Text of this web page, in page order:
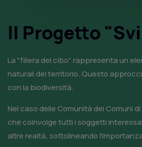
Il Progetto
La "filiera del cibo" rappresenta un
naturali del territorio. Questo
con la biodiversità.
Nel caso delle Comunità dei Comuni
che coinvolge tutti i soggetti
altre realtà, sottolineando